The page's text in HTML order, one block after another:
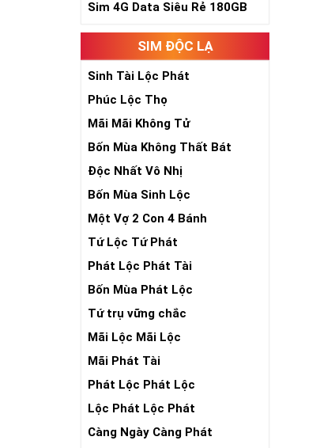
Sim 4G Data Siêu Rẻ 180GB
SIM ĐỘC LẠ
Sinh Tài Lộc Phát
Phúc Lộc Thọ
Mãi Mãi Không Tử
Bốn Mùa Không Thất Bát
Độc Nhất Vô Nhị
Bốn Mùa Sinh Lộc
Một Vợ 2 Con 4 Bánh
Tứ Lộc Tứ Phát
Phát Lộc Phát Tài
Bốn Mùa Phát Lộc
Tứ trụ vững chắc
Mãi Lộc Mãi Lộc
Mãi Phát Tài
Phát Lộc Phát Lộc
Lộc Phát Lộc Phát
Càng Ngày Càng Phát